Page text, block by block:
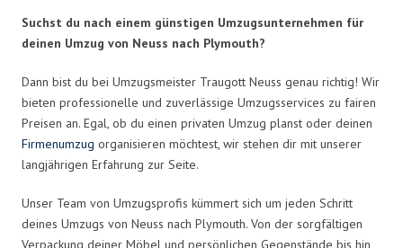
Suchst du nach einem günstigen Umzugsunternehmen für
deinen Umzug von Neuss nach Plymouth?
Dann bist du bei Umzugsmeister Traugott Neuss genau richtig! Wir
bieten professionelle und zuverlässige Umzugsservices zu fairen
Preisen an. Egal, ob du einen privaten Umzug planst oder deinen
Firmenumzug organisieren möchtest, wir stehen dir mit unserer
langjährigen Erfahrung zur Seite.
Unser Team von Umzugsprofis kümmert sich um jeden Schritt
deines Umzugs von Neuss nach Plymouth. Von der sorgfältigen
Verpackung deiner Möbel und persönlichen Gegenstände bis hin